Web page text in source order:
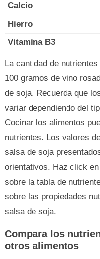
Calcio
Hierro
Vitamina B3
La cantidad de
100 gramos de vino
de soja. Recuerda que
variar dependiendo del
Cocinar los alimentos
nutrientes. Los valores
salsa de soja
orientativos. Haz click
sobre la tabla de
sobre las propiedades
salsa de soja.
Compara los
otros alimentos